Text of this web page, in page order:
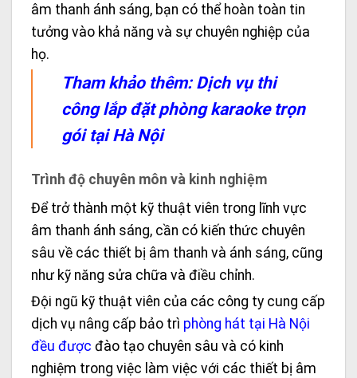
âm thanh ánh sáng, bạn có thể hoàn toàn tin
tưởng vào khả năng và sự chuyên nghiệp của
họ.
Tham khảo thêm:Dịch vụ thi
công lắp đặt phòng karaoke trọn
gói tại Hà Nội
Trình độ chuyên môn và kinh nghiệm
Để trở thành một kỹ thuật viên trong lĩnh vực
âm thanh ánh sáng, cần có kiến thức chuyên
sâu về các thiết bị âm thanh và ánh sáng, cũng
như kỹ năng sửa chữa và điều chỉnh.
Đội ngũ kỹ thuật viên của các công ty cung cấp
dịch vụ nâng cấp bảo trì phòng hát tại Hà Nội
đều được đào tạo chuyên sâu và có kinh
nghiệm trong việc làm việc với các thiết bị âm